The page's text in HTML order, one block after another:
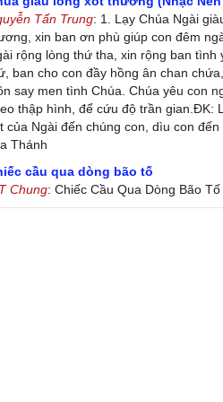
Tấn Trung: 1. Lạy Chúa Ngài
xin ban ơn phù giúp con đêm
rộng lòng thứ tha, xin rộng ban tình
ban cho con đầy hồng ân chan
say men tình Chúa. Chúa yêu con
thập hình, để cứu độ trần gian.ĐK:
của Ngài đến chúng con, dìu con đến
Thánh
cầu qua dòng bão tố
Chung: Chiếc Cầu Qua Dòng Bão
Water by Simon & Garfunkel